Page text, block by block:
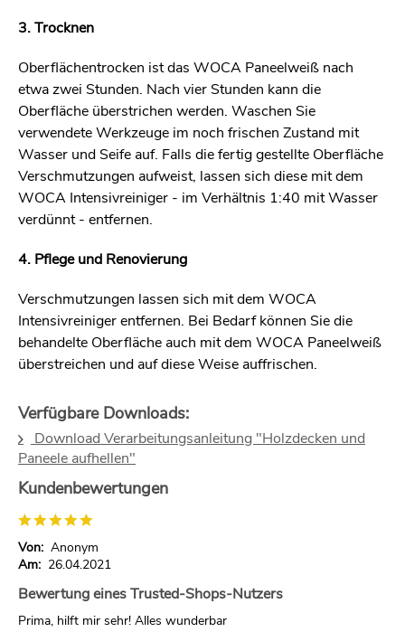
3. Trocknen
Oberflächentrocken ist das WOCA Paneelweiß nach
etwa zwei Stunden. Nach vier Stunden kann die
Oberfläche überstrichen werden. Waschen Sie
verwendete Werkzeuge im noch frischen Zustand mit
Wasser und Seife auf. Falls die fertig gestellte Oberfläche
Verschmutzungen aufweist, lassen sich diese mit dem
WOCA Intensivreiniger - im Verhältnis 1:40 mit Wasser
verdünnt - entfernen.
4. Pflege und Renovierung
Verschmutzungen lassen sich mit dem WOCA
Intensivreiniger entfernen. Bei Bedarf können Sie die
behandelte Oberfläche auch mit dem WOCA Paneelweiß
überstreichen und auf diese Weise auffrischen.
Verfügbare Downloads:
Download Verarbeitungsanleitung "Holzdecken und
Paneele aufhellen"
Kundenbewertungen
Von: Anonym
Am: 26.04.2021
Bewertung eines Trusted-Shops-Nutzers
Prima, hilft mir sehr! Alles wunderbar